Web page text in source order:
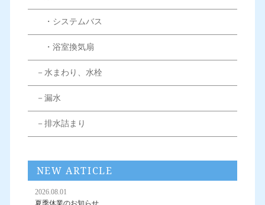
・システムバス
・浴室換気扇
－水まわり、水栓
－漏水
－排水詰まり
NEW ARTICLE
2026.08.01
夏季休業のお知らせ